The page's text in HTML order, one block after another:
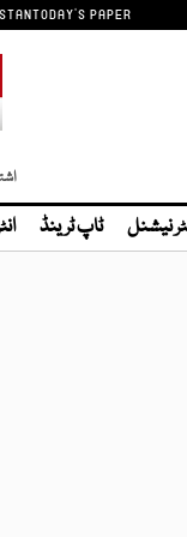
TODAY'S PAPER
نیشنل ٹاپ ٹرینڈ